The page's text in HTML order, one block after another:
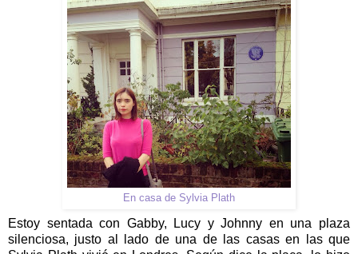
En casa de Sylvia Plath
Estoy sentada con Gabby, Lucy y Johnny en una plaza
silenciosa, justo al lado de una de las casas en las que